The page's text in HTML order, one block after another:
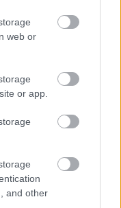
web or
or app.
and other
és a Beetlejuice
új szintet jelent.